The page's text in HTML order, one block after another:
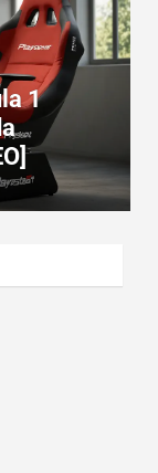
1